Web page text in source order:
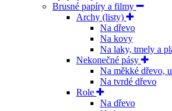
Brusné papíry a filmy
Archy (listy)
Na dřevo
Na kovy
Na laky, tmely a
Nekonečné pásy
Na měkké dřevo,
Na tvrdé dřevo
Role
Na dřevo